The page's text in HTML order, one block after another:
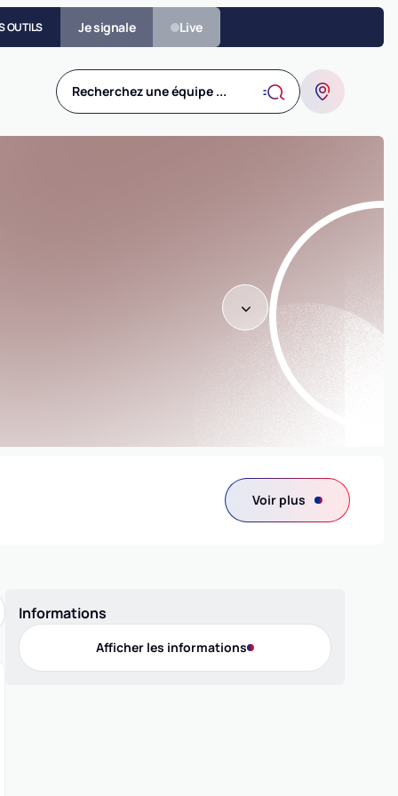
OUTILS Je signale Live
Recherchez une équipe ...
Voir plus
Informations
Afficher les informations